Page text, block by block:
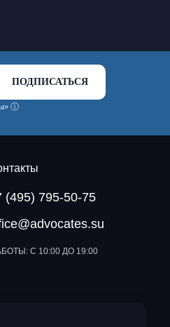
ⓘ
ПОДПИСАТЬСЯ
С 10:00 ДО 19:00
(495) 795-50-75